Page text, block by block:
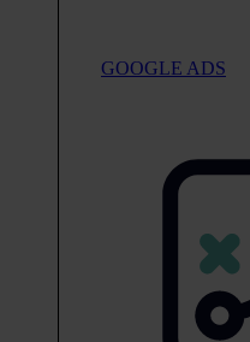
GOOGLE ADS